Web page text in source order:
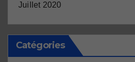
Juillet 2020
Catégories